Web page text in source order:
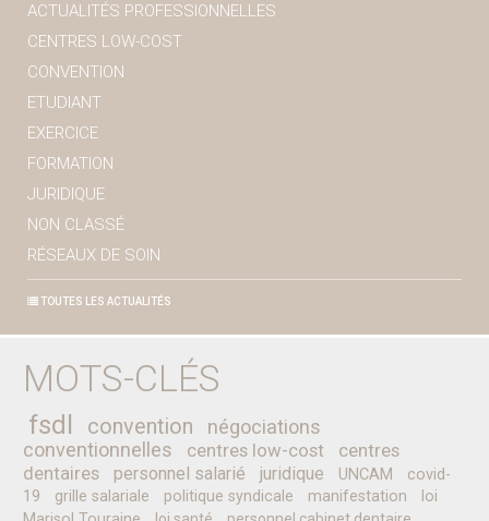
ACTUALITÉS PROFESSIONNELLES
CENTRES LOW-COST
CONVENTION
ETUDIANT
EXERCICE
FORMATION
JURIDIQUE
NON CLASSÉ
RÉSEAUX DE SOIN
TOUTES LES ACTUALITÉS
MOTS-CLÉS
fsdl convention
négociations
conventionnelles
centres low-cost
centres
dentaires
personnel salarié juridique UNCAM
covid-
19
grille salariale politique syndicale manifestation
loi